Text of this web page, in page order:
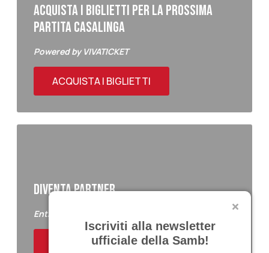
ACQUISTA I BIGLIETTI PER LA PROSSIMA
PARTITA CASALINGA
Powered by VIVATICKET
ACQUISTA I BIGLIETTI
DIVENTA PARTNER
Entra a far parte del Samb Business Club
ACQUISTA I BIGLIETTI
Iscriviti alla newsletter
ufficiale della Samb!